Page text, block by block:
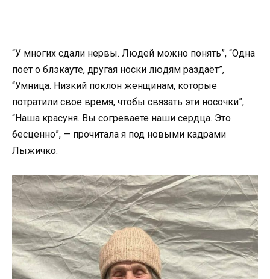
“У многих сдали нервы. Людей можно понять”, “Одна
поет о блэкауте, другая носки людям раздаёт”,
“Умница. Низкий поклон женщинам, которые
потратили свое время, чтобы связать эти носочки”,
“Наша красуня. Вы согреваете наши сердца. Это
бесценно”, — прочитала я под новыми кадрами
Лыжичко.